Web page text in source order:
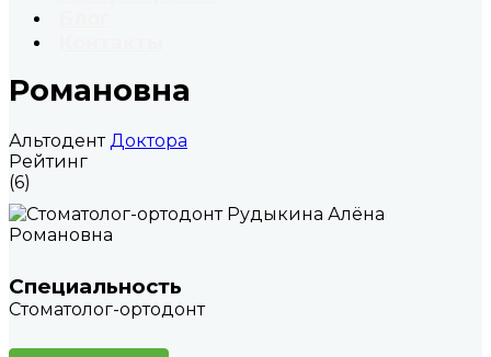
Романовна
Альтодент Доктора
Рейтинг
(6)
Специальность
Стоматолог-ортодонт